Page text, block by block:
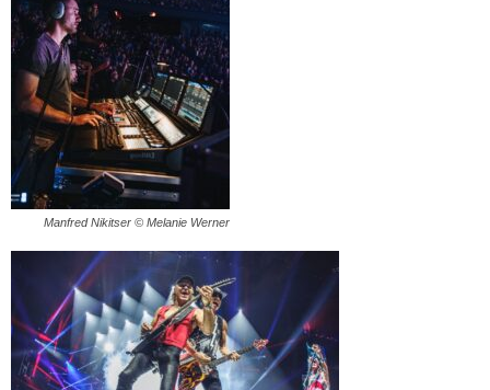
Manfred Nikitser © Melanie Werner